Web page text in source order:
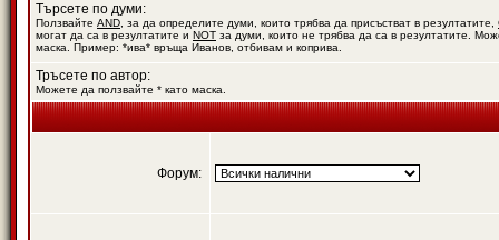
Търсете по думи:
Ползвайте AND , за да определите думи, които трябва да присъстват в резултатите,
могат да са в резултатите и NOT за думи, които не трябва да са в резултатите.
маска. Пример: *ива* връща Иванов, отбивам и коприва.
Тръсете по автор:
Можете да ползвайте * като маска.
Форум: